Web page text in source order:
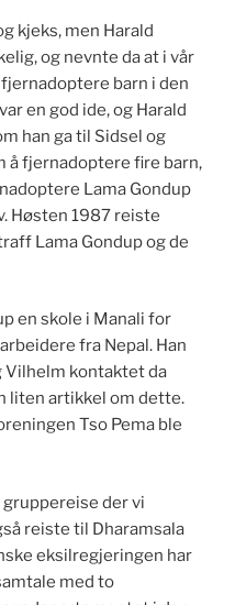
kjeks, men Harald
og nevnte da at i vår
barn i den
en god ide, og Harald
han ga til Sidsel og
å fjernadoptere fire barn,
Lama Gondup
Høsten 1987 reiste
Lama Gondup og de
en skole i Manali for
fra Nepal. Han
Vilhelm kontaktet da
liten artikkel om dette.
Tso Pema ble
der vi
reiste til Dharamsala
eksilregjeringen har
med to